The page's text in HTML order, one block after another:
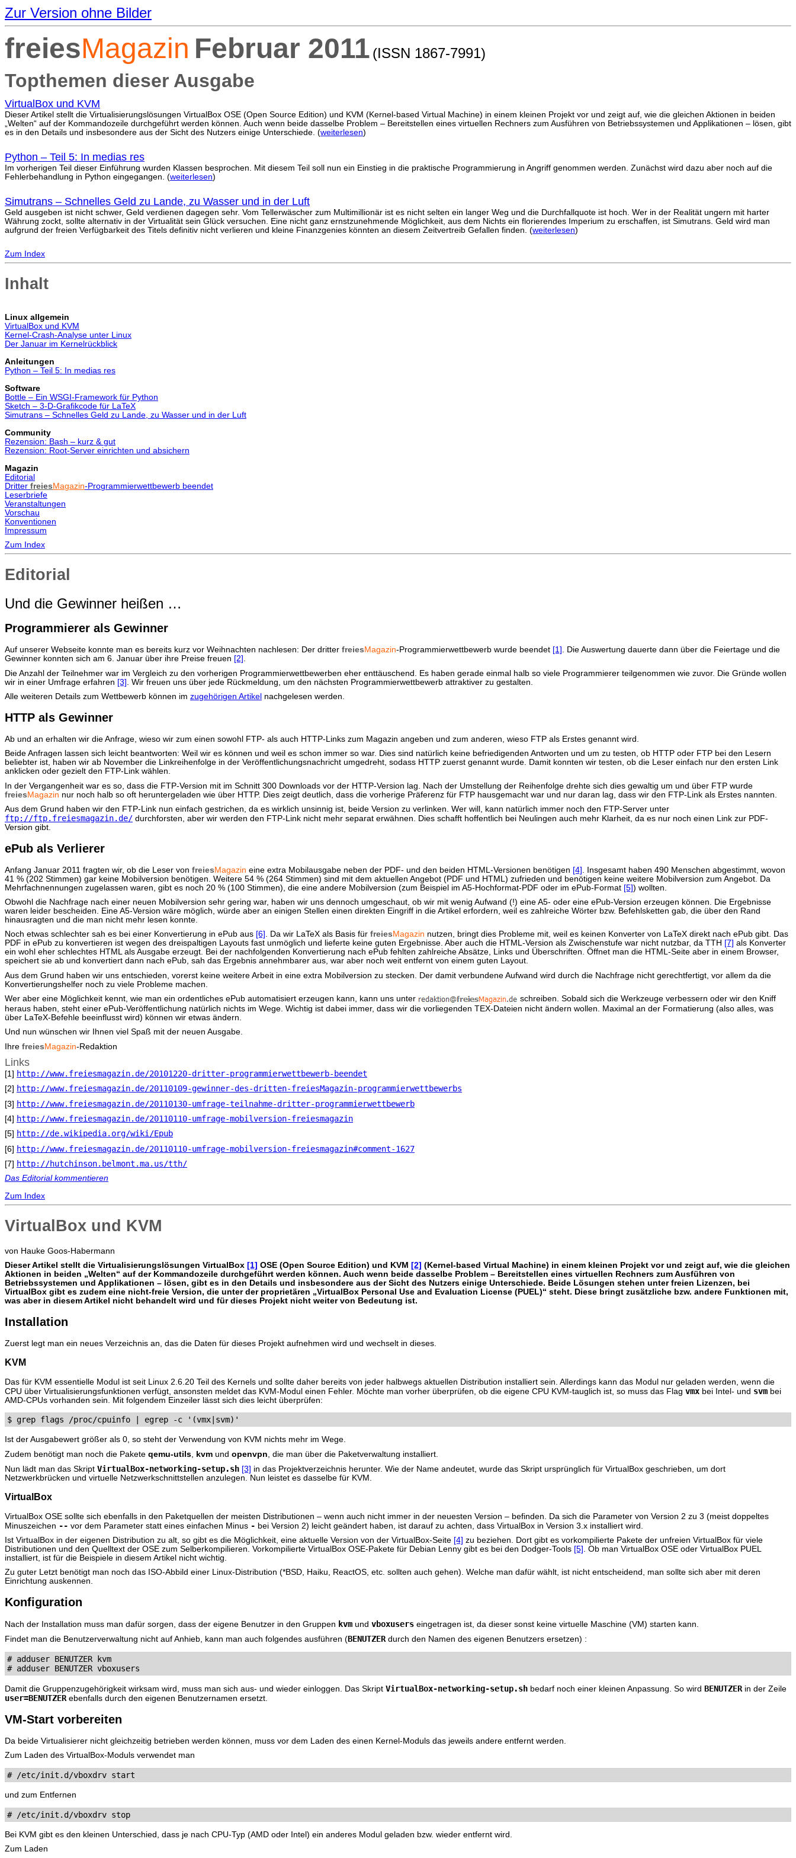
Zur Version ohne Bilder
freiesMagazin Februar 2011 (ISSN 1867-7991)
Topthemen dieser Ausgabe
VirtualBox und KVM
Dieser Artikel stellt die Virtualisierungslösungen VirtualBox OSE (Open Source Edition) und KVM (Kernel-based Virtual Machine) in einem kleinen Projekt vor und zeigt auf, wie die gleichen Aktionen in beiden
„Welten“ auf der Kommandozeile durchgeführt werden können. Auch wenn beide dasselbe Problem – Bereitstellen eines virtuellen Rechners zum Ausführen von Betriebssystemen und Applikationen – lösen, gibt
es in den Details und insbesondere aus der Sicht des Nutzers einige Unterschiede. (weiterlesen)
Python – Teil 5: In medias res
Im vorherigen Teil dieser Einführung wurden Klassen besprochen. Mit diesem Teil soll nun ein Einstieg in die praktische Programmierung in Angriff genommen werden. Zunächst wird dazu aber noch auf die
Fehlerbehandlung in Python eingegangen. (weiterlesen)
Simutrans – Schnelles Geld zu Lande, zu Wasser und in der Luft
Geld ausgeben ist nicht schwer, Geld verdienen dagegen sehr. Vom Tellerwäscher zum Multimillionär ist es nicht selten ein langer Weg und die Durchfallquote ist hoch. Wer in der Realität ungern mit harter
Währung zockt, sollte alternativ in der Virtualität sein Glück versuchen. Eine nicht ganz ernstzunehmende Möglichkeit, aus dem Nichts ein florierendes Imperium zu erschaffen, ist Simutrans. Geld wird man
aufgrund der freien Verfügbarkeit des Titels definitiv nicht verlieren und kleine Finanzgenies könnten an diesem Zeitvertreib Gefallen finden. (weiterlesen)
Zum Index
Inhalt
Linux allgemein
VirtualBox und KVM
Kernel-Crash-Analyse unter Linux
Der Januar im Kernelrückblick
Anleitungen
Python – Teil 5: In medias res
Software
Bottle – Ein WSGI-Framework für Python
Sketch – 3-D-Grafikcode für LaTeX
Simutrans – Schnelles Geld zu Lande, zu Wasser und in der Luft
Community
Rezension: Bash – kurz & gut
Rezension: Root-Server einrichten und absichern
Magazin
Editorial
Dritter freies Magazin-Programmierwettbewerb beendet
Leserbriefe
Veranstaltungen
Vorschau
Konventionen
Impressum
Zum Index
Editorial
Und die Gewinner heißen …
Programmierer als Gewinner
Auf unserer Webseite konnte man es bereits kurz vor Weihnachten nachlesen: Der dritter freies Magazin-Programmierwettbewerb wurde beendet [1] . Die Auswertung dauerte dann über die Feiertage und die
Gewinner konnten sich am 6. Januar über ihre Preise freuen [2] .
Die Anzahl der Teilnehmer war im Vergleich zu den vorherigen Programmierwettbewerben eher enttäuschend. Es haben gerade einmal halb so viele Programmierer teilgenommen wie zuvor. Die Gründe wollen
wir in einer Umfrage erfahren [3] . Wir freuen uns über jede Rückmeldung, um den nächsten Programmierwettbewerb attraktiver zu gestalten.
Alle weiteren Details zum Wettbewerb können im zugehörigen Artikel nachgelesen werden.
HTTP als Gewinner
Ab und an erhalten wir die Anfrage, wieso wir zum einen sowohl FTP- als auch HTTP-Links zum Magazin angeben und zum anderen, wieso FTP als Erstes genannt wird.
Beide Anfragen lassen sich leicht beantworten: Weil wir es können und weil es schon immer so war. Dies sind natürlich keine befriedigenden Antworten und um zu testen, ob HTTP oder FTP bei den Lesern
beliebter ist, haben wir ab November die Linkreihenfolge in der Veröffentlichungsnachricht umgedreht, sodass HTTP zuerst genannt wurde. Damit konnten wir testen, ob die Leser einfach nur den ersten Link
anklicken oder gezielt den FTP-Link wählen.
In der Vergangenheit war es so, dass die FTP-Version mit im Schnitt 300 Downloads vor der HTTP-Version lag. Nach der Umstellung der Reihenfolge drehte sich dies gewaltig um und über FTP wurde
freiesMagazin nur noch halb so oft heruntergeladen wie über HTTP. Dies zeigt deutlich, dass die vorherige Präferenz für FTP hausgemacht war und nur daran lag, dass wir den FTP-Link als Erstes nannten.
Aus dem Grund haben wir den FTP-Link nun einfach gestrichen, da es wirklich unsinnig ist, beide Version zu verlinken. Wer will, kann natürlich immer noch den FTP-Server unter
ftp://ftp.freiesmagazin.de/ durchforsten, aber wir werden den FTP-Link nicht mehr separat erwähnen. Dies schafft hoffentlich bei Neulingen auch mehr Klarheit, da es nur noch einen Link zur PDF-
Version gibt.
ePub als Verlierer
Anfang Januar 2011 fragten wir, ob die Leser von freiesMagazin eine extra Mobilausgabe neben der PDF- und den beiden HTML-Versionen benötigen [4] . Insgesamt haben 490 Menschen abgestimmt, wovon
41 % (202 Stimmen) gar keine Mobilversion benötigen. Weitere 54 % (264 Stimmen) sind mit dem aktuellen Angebot (PDF und HTML) zufrieden und benötigen keine weitere Mobilversion zum Angebot. Da
Mehrfachnennungen zugelassen waren, gibt es noch 20 % (100 Stimmen), die eine andere Mobilversion (zum Beispiel im A5-Hochformat-PDF oder im ePub-Format [5]) wollten.
Obwohl die Nachfrage nach einer neuen Mobilversion sehr gering war, haben wir uns dennoch umgeschaut, ob wir mit wenig Aufwand (!) eine A5- oder eine ePub-Version erzeugen können. Die Ergebnisse
waren leider bescheiden. Eine A5-Version wäre möglich, würde aber an einigen Stellen einen direkten Eingriff in die Artikel erfordern, weil es zahlreiche Wörter bzw. Befehlsketten gab, die über den Rand
hinausragten und die man nicht mehr lesen konnte.
Noch etwas schlechter sah es bei einer Konvertierung in ePub aus [6] . Da wir LaTeX als Basis für freies Magazin nutzen, bringt dies Probleme mit, weil es keinen Konverter von LaTeX direkt nach ePub gibt. Das
PDF in ePub zu konvertieren ist wegen des dreispaltigen Layouts fast unmöglich und lieferte keine guten Ergebnisse. Aber auch die HTML-Version als Zwischenstufe war nicht nutzbar, da TTH [7] als Konverter
ein wohl eher schlechtes HTML als Ausgabe erzeugt. Bei der nachfolgenden Konvertierung nach ePub fehlten zahlreiche Absätze, Links und Überschriften. Öffnet man die HTML-Seite aber in einem Browser,
speichert sie ab und konvertiert dann nach ePub, sah das Ergebnis annehmbarer aus, war aber noch weit entfernt von einem guten Layout.
Aus dem Grund haben wir uns entschieden, vorerst keine weitere Arbeit in eine extra Mobilversion zu stecken. Der damit verbundene Aufwand wird durch die Nachfrage nicht gerechtfertigt, vor allem da die
Konvertierungshelfer noch zu viele Probleme machen.
Wer aber eine Möglichkeit kennt, wie man ein ordentliches ePub automatisiert erzeugen kann, kann uns unter
schreiben. Sobald sich die Werkzeuge verbessern oder wir den Kniff
heraus haben, steht einer ePub-Veröffentlichung natürlich nichts im Wege. Wichtig ist dabei immer, dass wir die vorliegenden TEX-Dateien nicht ändern wollen. Maximal an der Formatierung (also alles, was
über LaTeX-Befehle beeinflusst wird) können wir etwas ändern.
Und nun wünschen wir Ihnen viel Spaß mit der neuen Ausgabe.
Ihre freiesMagazin-Redaktion
Links
[1] http://www.freiesmagazin.de/20101220-dritter-programmierwettbewerb-beendet
[2] http://www.freiesmagazin.de/20110109-gewinner-des-dritten-freiesMagazin-programmierwettbewerbs
[3] http://www.freiesmagazin.de/20110130-umfrage-teilnahme-dritter-programmierwettbewerb
[4] http://www.freiesmagazin.de/20110110-umfrage-mobilversion-freiesmagazin
[5] http://de.wikipedia.org/wiki/Epub
[6] http://www.freiesmagazin.de/20110110-umfrage-mobilversion-freiesmagazin#comment-1627
[7] http://hutchinson.belmont.ma.us/tth/
Das Editorial kommentieren
Zum Index
VirtualBox und KVM
von Hauke Goos-Habermann
Dieser Artikel stellt die Virtualisierungslösungen VirtualBox [1] OSE (Open Source Edition) und KVM [2] (Kernel-based Virtual Machine) in einem kleinen Projekt vor und zeigt auf, wie die gleichen
Aktionen in beiden „Welten“ auf der Kommandozeile durchgeführt werden können. Auch wenn beide dasselbe Problem – Bereitstellen eines virtuellen Rechners zum Ausführen von
Betriebssystemen und Applikationen – lösen, gibt es in den Details und insbesondere aus der Sicht des Nutzers einige Unterschiede. Beide Lösungen stehen unter freien Lizenzen, bei
VirtualBox gibt es zudem eine nicht-freie Version, die unter der proprietären „VirtualBox Personal Use and Evaluation License (PUEL)“ steht. Diese bringt zusätzliche bzw. andere Funktionen mit,
was aber in diesem Artikel nicht behandelt wird und für dieses Projekt nicht weiter von Bedeutung ist.
Installation
Zuerst legt man ein neues Verzeichnis an, das die Daten für dieses Projekt aufnehmen wird und wechselt in dieses.
KVM
Das für KVM essentielle Modul ist seit Linux 2.6.20 Teil des Kernels und sollte daher bereits von jeder halbwegs aktuellen Distribution installiert sein. Allerdings kann das Modul nur geladen werden, wenn die
CPU über Virtualisierungsfunktionen verfügt, ansonsten meldet das KVM-Modul einen Fehler. Möchte man vorher überprüfen, ob die eigene CPU KVM-tauglich ist, so muss das Flag vmx bei Intel- und svm bei
AMD-CPUs vorhanden sein. Mit folgendem Einzeiler lässt sich dies leicht überprüfen:
Ist der Ausgabewert größer als 0, so steht der Verwendung von KVM nichts mehr im Wege.
Zudem benötigt man noch die Pakete qemu-utils kvm und openvpn , die man über die Paketverwaltung installiert.
Nun lädt man das Skript VirtualBox-networking-setup.sh [3] in das Projektverzeichnis herunter. Wie der Name andeutet, wurde das Skript ursprünglich für VirtualBox geschrieben, um dort
Netzwerkbrücken und virtuelle Netzwerkschnittstellen anzulegen. Nun leistet es dasselbe für KVM.
VirtualBox
VirtualBox OSE sollte sich ebenfalls in den Paketquellen der meisten Distributionen – wenn auch nicht immer in der neuesten Version – befinden. Da sich die Parameter von Version 2 zu 3 (meist doppeltes
Minuszeichen -- vor dem Parameter statt eines einfachen Minus - bei Version 2) leicht geändert haben, ist darauf zu achten, dass VirtualBox in Version 3.x installiert wird.
Ist VirtualBox in der eigenen Distribution zu alt, so gibt es die Möglichkeit, eine aktuelle Version von der VirtualBox-Seite [4] zu beziehen. Dort gibt es vorkompilierte Pakete der unfreien VirtualBox für viele
Distributionen und den Quelltext der OSE zum Selberkompilieren. Vorkompilierte VirtualBox OSE-Pakete für Debian Lenny gibt es bei den Dodger-Tools [5]
. Ob man VirtualBox OSE oder VirtualBox PUEL
installiert, ist für die Beispiele in diesem Artikel nicht wichtig.
Zu guter Letzt benötigt man noch das ISO-Abbild einer Linux-Distribution (*BSD, Haiku, ReactOS, etc. sollten auch gehen). Welche man dafür wählt, ist nicht entscheidend, man sollte sich aber mit deren
Einrichtung auskennen.
Konfiguration
Nach der Installation muss man dafür sorgen, dass der eigene Benutzer in den Gruppen kvm und vboxusers eingetragen ist, da dieser sonst keine virtuelle Maschine (VM) starten kann.
Findet man die Benutzerverwaltung nicht auf Anhieb, kann man auch folgendes ausführen (BENUTZERdurch den Namen des eigenen Benutzers ersetzen) :
# adduser BENUTZER kvm
Damit die Gruppenzugehörigkeit wirksam wird, muss man sich aus- und wieder einloggen. Das Skript VirtualBox-networking-setup.sh bedarf noch einer kleinen Anpassung. So wird BENUTZERin der Zeile
user=BENUTZERebenfalls durch den eigenen Benutzernamen ersetzt.
VM-Start vorbereiten
Da beide Virtualisierer nicht gleichzeitig betrieben werden können, muss vor dem Laden des einen Kernel-Moduls das jeweils andere entfernt werden.
Zum Laden des VirtualBox-Moduls verwendet man
und zum Entfernen
Bei KVM gibt es den kleinen Unterschied, dass je nach CPU-Typ (AMD oder Intel) ein anderes Modul geladen bzw. wieder entfernt wird.
Zum Laden